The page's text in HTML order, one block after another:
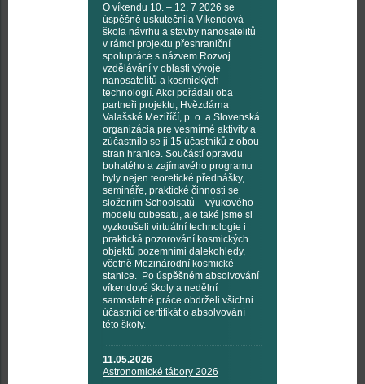
O víkendu 10. – 12. 7 2026 se
úspěšně uskutečnila Víkendová
škola návrhu a stavby nanosatelitů
v rámci projektu přeshraniční
spolupráce s názvem Rozvoj
vzdělávání v oblasti vývoje
nanosatelitů a kosmických
technologií. Akci pořádali oba
partneři projektu, Hvězdárna
Valašské Meziříčí, p. o. a Slovenská
organizácia pre vesmírné aktivity a
zúčastnilo se ji 15 účastníků z obou
stran hranice. Součástí opravdu
bohatého a zajímavého programu
byly nejen teoretické přednášky,
semináře, praktické činnosti se
složením Schoolsatů – výukového
modelu cubesatu, ale také jsme si
vyzkoušeli virtuální technologie i
praktická pozorování kosmických
objektů pozemními dalekohledy,
včetně Mezinárodní kosmické
stanice. Po úspěšném absolvování
víkendové školy a nedělní
samostatné práce obdrželi všichni
účastníci certifikát o absolvování
této školy.
11.05.2026
Astronomické tábory 2026